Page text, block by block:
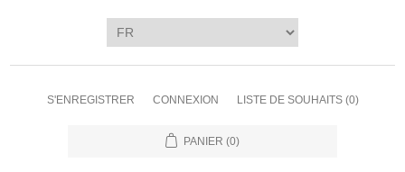
S'ENREGISTRER CONNEXION LISTE DE SOUHAITS (0)
PANIER (0)